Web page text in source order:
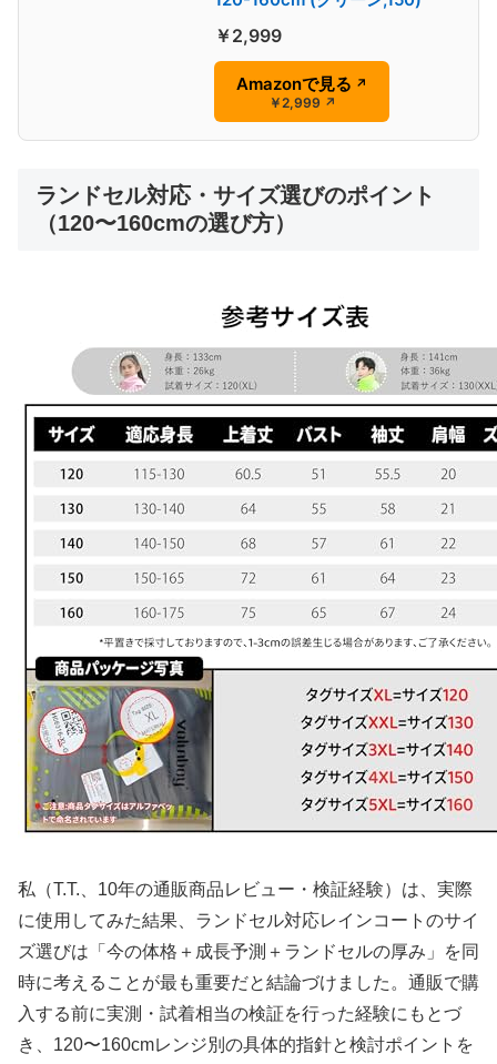
￥2,999
Amazonで見る ↗
￥2,999 ↗
ランドセル対応・サイズ選びのポイント
（120〜160cmの選び方）
私（T.T.、10年の通販商品レビュー・検証経験）は、実際
に使用してみた結果、ランドセル対応レインコートのサイ
ズ選びは「今の体格＋成長予測＋ランドセルの厚み」を同
時に考えることが最も重要だと結論づけました。通販で購
入する前に実測・試着相当の検証を行った経験にもとづ
き、120〜160cmレンジ別の具体的指針と検討ポイントを